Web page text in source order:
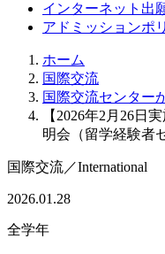
インターネット出
アドミッションポ
ホーム
国際交流
国際交流センター
【2026年2月26日
明会（留学経験者
国際交流／International
2026.01.28
全学年